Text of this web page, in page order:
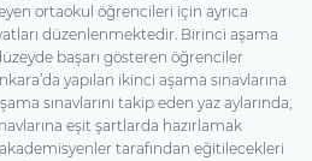
ortaokul öğrencileri için ayrıca
düzenlenmektedir. Birinci aşama
başarı gösteren öğrenciler
yapılan ikinci aşama sınavlarına
sınavlarını takip eden yaz aylarında,
eşit şartlarda hazırlamak
tarafından eğitilecekleri